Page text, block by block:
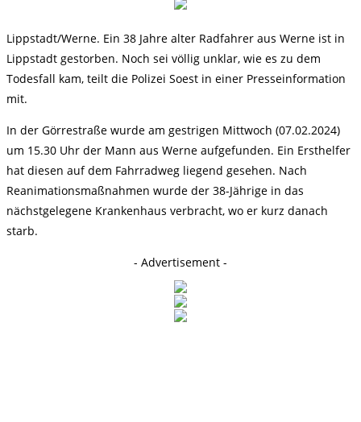
Lippstadt/Werne. Ein 38 Jahre alter Radfahrer aus Werne ist in
Lippstadt gestorben. Noch sei völlig unklar, wie es zu dem
Todesfall kam, teilt die Polizei Soest in einer Presseinformation
mit.
In der Görrestraße wurde am gestrigen Mittwoch (07.02.2024)
um 15.30 Uhr der Mann aus Werne aufgefunden. Ein Ersthelfer
hat diesen auf dem Fahrradweg liegend gesehen. Nach
Reanimationsmaßnahmen wurde der 38-Jährige in das
nächstgelegene Krankenhaus verbracht, wo er kurz danach
starb.
- Advertisement -